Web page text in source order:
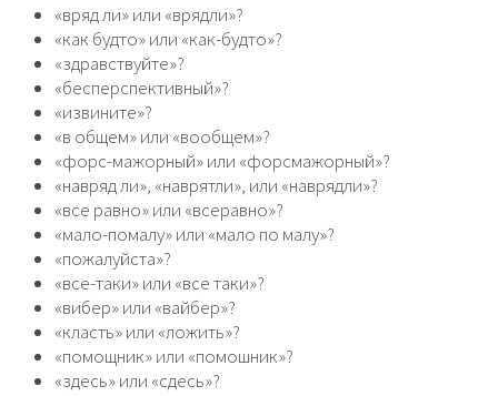
«вряд ли» или «врядли»?
«как будто» или «как-будто»?
«здравствуйте»?
«бесперспективный»?
«извините»?
«в общем» или «вообщем»?
«форс-мажорный» или «форсмажорный»?
«навряд ли», «наврятли», или «наврядли»?
«все равно» или «всеравно»?
«мало-помалу» или «мало по малу»?
«пожалуйста»?
«все-таки» или «все таки»?
«вибер» или «вайбер»?
«класть» или «ложить»?
«помощник» или «помошник»?
«здесь» или «сдесь»?